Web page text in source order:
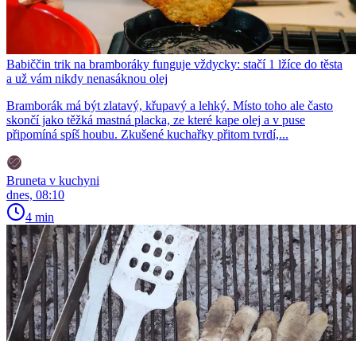
Babiččin trik na bramboráky funguje vždycky: stačí 1 lžíce do těsta
a už vám nikdy nenasáknou olej
Bramborák má být zlatavý, křupavý a lehký. Místo toho ale často
skončí jako těžká mastná placka, ze které kape olej a v puse
připomíná spíš houbu. Zkušené kuchařky přitom tvrdí,...
Bruneta v kuchyni
dnes, 08:10
4 min